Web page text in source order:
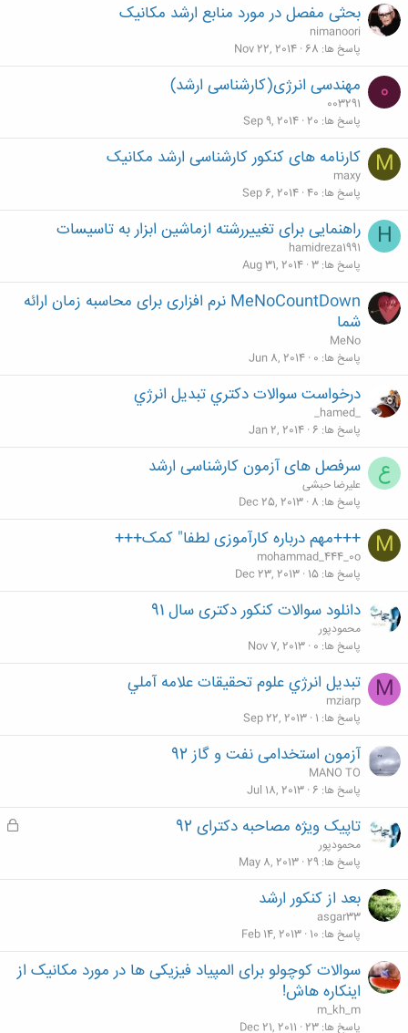
بحثی مفصل در مورد منابع ارشد مکانیک
nimanoori
پاسخ ها 68
Nov 22, 2014
0 مهندسی انرژی(کارشناسی ارشد)
003291
پاسخ ها 20
Sep 9, 2014
M کارنامه های کنکور کارشناسی ارشد مکانیک
maxy
پاسخ ها 40
Sep 6, 2014
H راهنمایی برای تغییررشته ازماشین ابزار به تاسیسات
hamidreza1991
پاسخ ها 3
Aug 31, 2014
MeNoCountDown نرم افزاری برای محاسبه زمان ارائه
شما
MeNo
پاسخ ها 0
Jun 8, 2014
درخواست سوالات دكتري تبديل انرژي
_hamed_
پاسخ ها 6
Jan 2, 2014
ع سرفصل های آزمون کارشناسی ارشد
علیرضا حبشی
پاسخ ها 8
Dec 25, 2013
M +++مهم درباره کارآموزی لطفا" کمک+++
mohammad_444_0o
پاسخ ها 15
Dec 23, 2013
دانلود سوالات کنکور دکتری سال 91
محمودپور
پاسخ ها 0
Nov 7, 2013
M تبديل انرژي علوم تحقيقات علامه آملي
mziarp
پاسخ ها 1
Sep 22, 2013
آزمون استخدامی نفت و گاز 92
MANO TO
پاسخ ها 6
Jul 18, 2013
ق
تاپیک ویژه مصاحبه دکترای 92
محمودپور
پاسخ ها 29
May 8, 2013
بعد از كنكور ارشد
asgar33
پاسخ ها 10
Feb 14, 2013
سوالات کوچولو برای المپیاد فیزیکی ها در مورد مکانیک از
اینکاره هاش!
m_kh_m
پاسخ ها 23
Dec 21, 2011